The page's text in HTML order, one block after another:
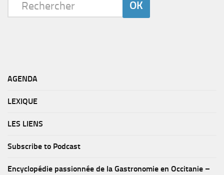
AGENDA
LEXIQUE
LES LIENS
Subscribe to Podcast
Encyclopédie passionnée de la Gastronomie en Occitanie –